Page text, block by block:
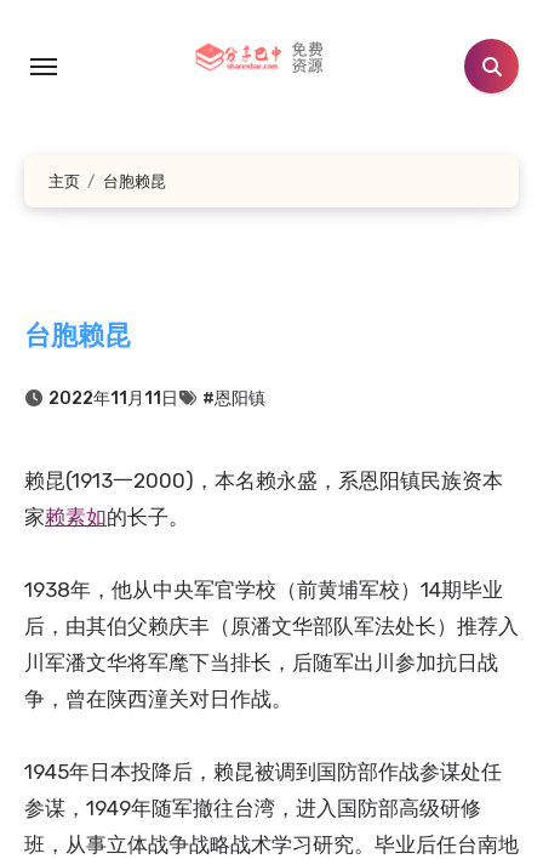
主页 台胞赖昆
台胞赖昆
2022年11月11日 #恩阳镇
赖昆(1913一2000)，本名赖永盛，系恩阳镇民族资本
家赖素如的长子。
1938年，他从中央军官学校（前黄埔军校）14期毕业
后，由其伯父赖庆丰（原潘文华部队军法处长）推荐入
川军潘文华将军麾下当排长，后随军出川参加抗日战
争，曾在陕西潼关对日作战。
1945年日本投降后，赖昆被调到国防部作战参谋处任
参谋，1949年随军撤往台湾，进入国防部高级研修
班，从事立体战争战略战术学习研究。毕业后任台南地